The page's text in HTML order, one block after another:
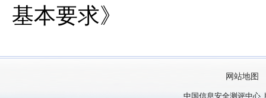
基本要求》
网站地图
中国信息安全测评中心